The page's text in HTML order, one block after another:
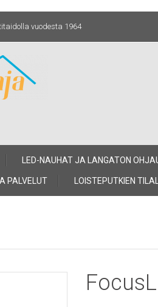
vuodesta 1964
LED-NAUHAT JA LANGATON
PALVELUT LOISTEPUTKIEN